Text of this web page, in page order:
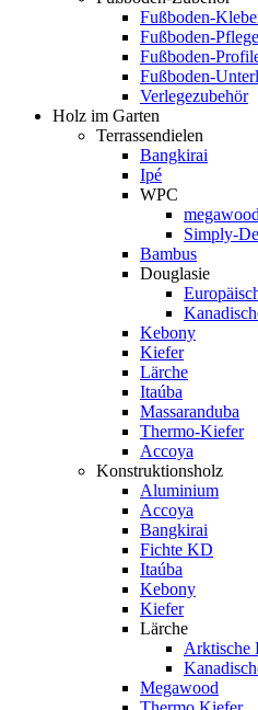
Fußboden-
Fußboden-Pflege
Fußboden-
Fußboden-
Verlegezubehör
Holz im Garten
Terrassendielen
Bangkirai
Ipé
WPC
megawood
Simply-
Bambus
Douglasie
Kebony
Kiefer
Lärche
Itaúba
Massaranduba
Thermo-Kiefer
Accoya
Konstruktionsholz
Aluminium
Accoya
Bangkirai
Fichte KD
Itaúba
Kebony
Kiefer
Lärche
Arktische
Megawood